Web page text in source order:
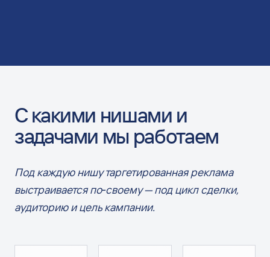
С какими нишами и
задачами мы работаем
Под каждую нишу таргетированная реклама
выстраивается по‑своему — под цикл сделки,
аудиторию и цель кампании.